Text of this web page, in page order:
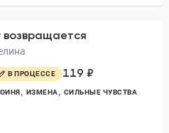
возвращается
В ПРОЦЕССЕ 119 ₽
ИЗМЕНА СИЛЬНЫЕ ЧУВСТВА